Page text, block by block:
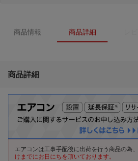
商品情報 商品詳細
商品詳細
エアコンは工事手配後に出荷を行う商品の為、
けまでにお日にちを頂いております。